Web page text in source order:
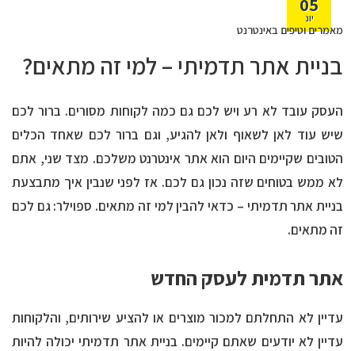
05
יונ
מאמרים וטיפים באינטרנט
בניית אתר תדמיתי – למי זה מתאים?
העסק עובד לא רע ויש לכם גם כמה לקוחות מסורים. ברור לכם
שיש עוד לאן לשאוף ולאן להגיע, וגם ברור לכם שאחד הכלים
הטובים שקיימים היום הוא אתר אינטרנט משלכם. מצד שני, אתם
לא ממש בטוחים שזה נכון גם לכם. אז לפני שנבין איך מתבצעת
בניית אתר תדמיתי – כדאי להבין למי זה מתאים. ספוילר: גם לכם
זה מתאים.
אתר תדמית לעסק החדש
עדיין לא התחלתם למכור מוצרים או להציע שירותים, והלקוחות
עדיין לא יודעים שאתם קיימים. בניית אתר תדמיתייכולה להיות